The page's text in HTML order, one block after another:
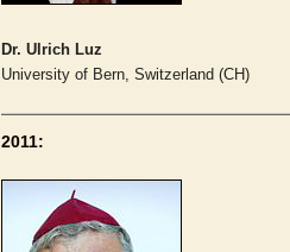
Dr. Ulrich Luz
University of Bern, Switzerland (CH)
2011: